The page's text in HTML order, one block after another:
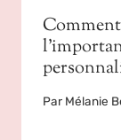
Comment
Par Mélanie